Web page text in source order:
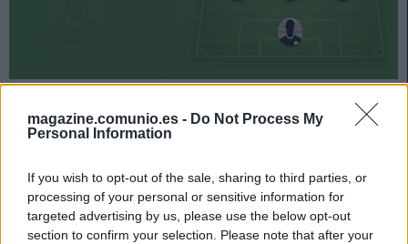
magazine.comunio.es - Do Not Process My
Personal Information
If you wish to opt-out of the sale, sharing to third parties, or
processing of your personal or sensitive information for
targeted advertising by us, please use the below opt-out
section to confirm your selection. Please note that after your
El lunes a las 21:00 horas, Athletic y Getafe cierran la
jornada. ¿Quién jugará en los locales? ¿Con qué
alineaciones.
Posible alineación Athletic